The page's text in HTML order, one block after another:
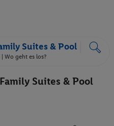
Suites & Pool
| Wo geht es los?
Suites & Pool